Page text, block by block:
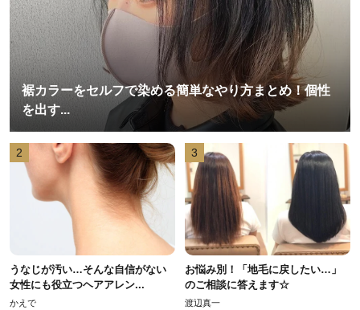
裾カラーをセルフで染める簡単なやり方まとめ！個性
を出す...
2
うなじが汚い…そんな自信がない
女性にも役立つヘアアレン...
かえで
3
お悩み別！「地毛に戻したい…」
のご相談に答えます☆
渡辺真一